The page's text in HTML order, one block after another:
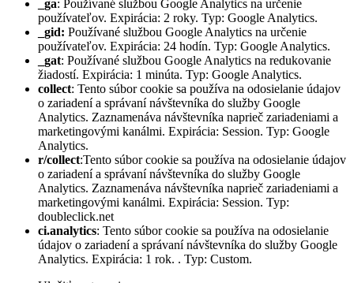
_ga: Používané službou Google Analytics na určenie
používateľov. Expirácia: 2 roky. Typ: Google Analytics.
_gid: Používané službou Google Analytics na určenie
používateľov. Expirácia: 24 hodín. Typ: Google Analytics.
_gat: Používané službou Google Analytics na redukovanie
žiadostí. Expirácia: 1 minúta. Typ: Google Analytics.
collect: Tento súbor cookie sa používa na odosielanie údajov
o zariadení a správaní návštevníka do služby Google
Analytics. Zaznamenáva návštevníka naprieč zariadeniami a
marketingovými kanálmi. Expirácia: Session. Typ: Google
Analytics.
r/collect:Tento súbor cookie sa používa na odosielanie údajov
o zariadení a správaní návštevníka do služby Google
Analytics. Zaznamenáva návštevníka naprieč zariadeniami a
marketingovými kanálmi. Expirácia: Session. Typ:
doubleclick.net
ci.analytics: Tento súbor cookie sa používa na odosielanie
údajov o zariadení a správaní návštevníka do služby Google
Analytics. Expirácia: 1 rok. . Typ: Custom.